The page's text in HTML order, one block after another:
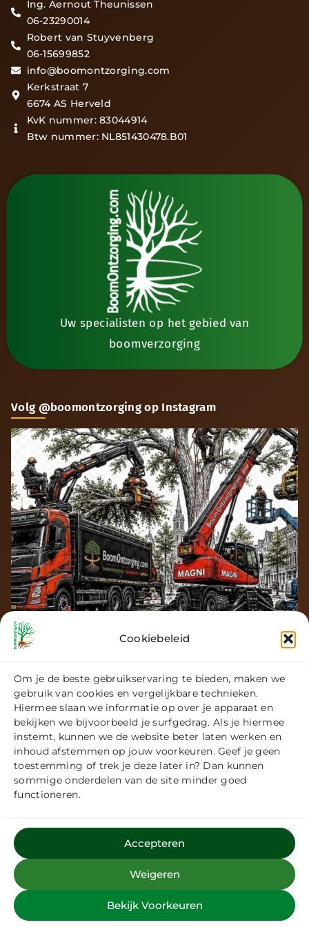
Cookiebeleid
Om je de beste gebruikservaring te bieden, maken we
gebruik van cookies en vergelijkbare technieken.
Hiermee slaan we informatie op over je apparaat en
bekijken we bijvoorbeeld je surfgedrag. Als je hiermee
instemt, kunnen we de website beter laten werken en
inhoud afstemmen op jouw voorkeuren. Geef je geen
toestemming of trek je deze later in? Dan kunnen
sommige onderdelen van de site minder goed
functioneren.
Accepteren
Weigeren
Bekijk Voorkeuren
Ing. Aernout Theunissen
06-23290014
Robert van Stuyvenberg
06-15699852
info@boomontzorging.com
Kerkstraat 7
6674 AS Herveld
KvK nummer: 83044914
Btw nummer: NL851430478.B01
Uw specialisten op het gebied van
boomverzorging
Volg @boomontzorging op Instagram